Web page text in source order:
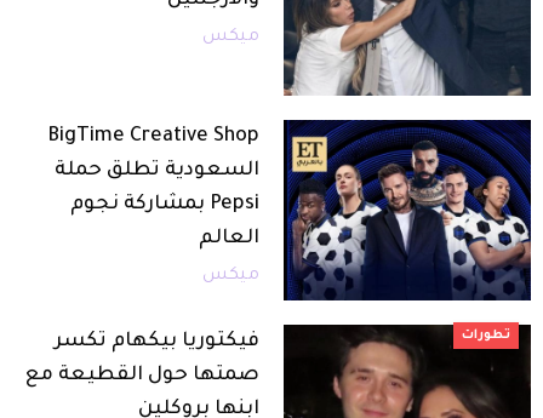
ميكس
BigTime Creative Shop
السعودية تطلق حملة
Pepsi بمشاركة نجوم
العالم
ميكس
تطورات
فيكتوريا بيكهام تكسر
صمتها حول القطيعة مع
ابنها بروكلين